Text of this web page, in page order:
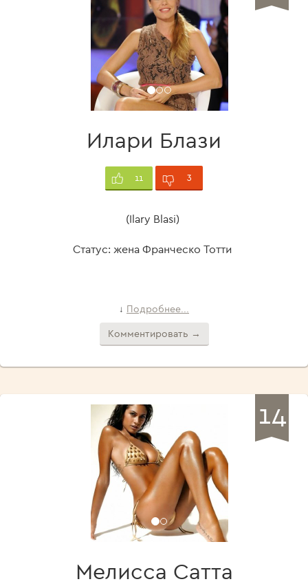
Илари Блази
11 3
(Ilary Blasi)
Статус: жена Франческо Тотти
↓ Подробнее...
Комментировать →
14
Мелисса Сатта